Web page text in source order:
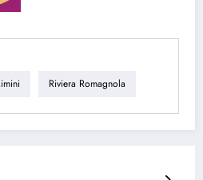
Riviera Romagnola